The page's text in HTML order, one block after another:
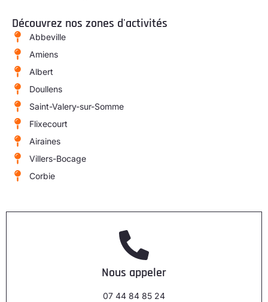
Découvrez nos zones d'activités
Abbeville
Amiens
Albert
Doullens
Saint-Valery-sur-Somme
Flixecourt
Airaines
Villers-Bocage
Corbie
Nous appeler
07 44 84 85 24